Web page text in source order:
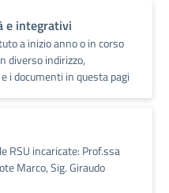
e integrativi
a inizio anno o in corso
diverso indirizzo,
i documenti in questa pagi
RSU incaricate: Prof.ssa
Marco, Sig. Giraudo